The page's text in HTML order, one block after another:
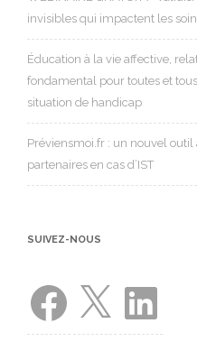
invisibles qui impactent les
Éducation à la vie affective,
fondamental pour toutes et
situation de handicap
Préviensmoi.fr : un nouvel
partenaires en cas d’IST
SUIVEZ-NOUS
Facebook LinkedIn